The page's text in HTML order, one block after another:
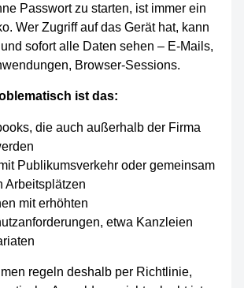
Passwort zu starten, ist immer ein
Wer Zugriff auf das Gerät hat, kann
sofort alle Daten sehen – E-Mails,
Browser-Sessions.
ist das:
die auch außerhalb der Firma
Publikumsverkehr oder gemeinsam
Arbeitsplätzen
mit erhöhten
etwa Kanzleien
regeln deshalb per Richtlinie,